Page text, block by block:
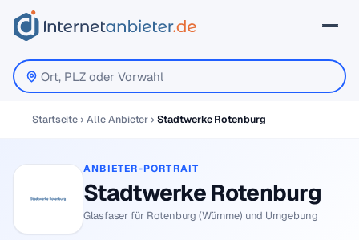
Startseite Alle Anbieter Stadtwerke Rotenburg
ANBIETER-PORTRAIT
Stadtwerke Rotenburg
Glasfaser für Rotenburg (Wümme) und Umgebung